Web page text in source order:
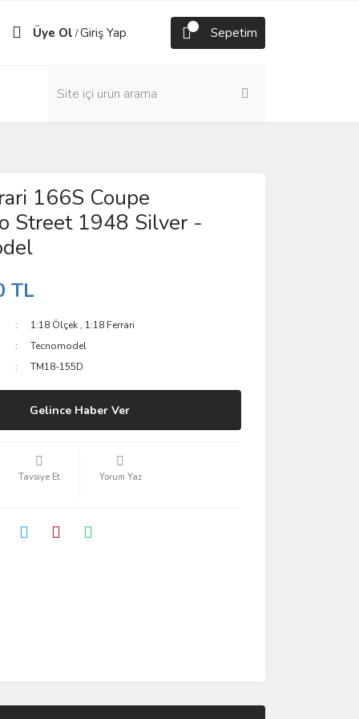
Üye Ol /Giriş Yap Sepetim
166S Coupe
Street 1948 Silver -
TL
1:18 Ölçek , 1:18 Ferrari
Tecnomodel
TM18-155D
Gelince Haber Ver
Tavsiye Et Yorum Yaz